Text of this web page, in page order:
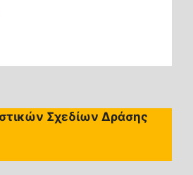
Σχεδίων Δράσης